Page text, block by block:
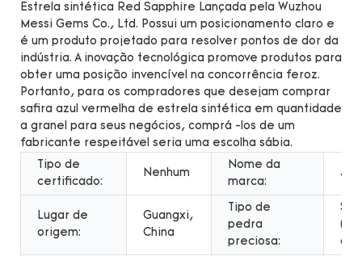
Estrela sintética Red Sapphire Lançada pela Wuzhou
Messi Gems Co., Ltd. Possui um posicionamento claro e
é um produto projetado para resolver pontos de dor da
indústria. A inovação tecnológica promove produtos para
obter uma posição invencível na concorrência feroz.
Portanto, para os compradores que desejam comprar
safira azul vermelha de estrela sintética em quantidade
a granel para seus negócios, comprá -los de um
fabricante respeitável seria uma escolha sábia.
Tipo de
certificado:
Nenhum
Nome da
marca:
Lugar de
origem:
Guangxi,
China
Tipo de
pedra
preciosa: